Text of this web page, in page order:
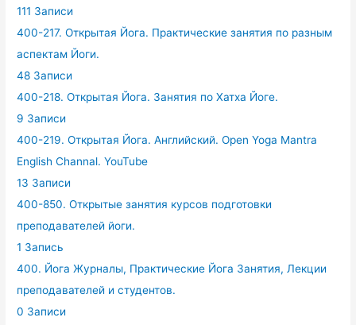
111 Записи
400-217. Открытая Йога. Практические занятия по разным
аспектам Йоги.
48 Записи
400-218. Открытая Йога. Занятия по Хатха Йоге.
9 Записи
400-219. Открытая Йога. Английский. Open Yoga Mantra
English Channal. YouTube
13 Записи
400-850. Открытые занятия курсов подготовки
преподавателей йоги.
1 Запись
400. Йога Журналы, Практические Йога Занятия, Лекции
преподавателей и студентов.
0 Записи